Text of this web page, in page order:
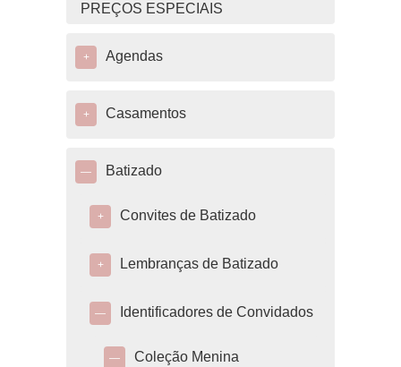
PREÇOS ESPECIAIS
+ Agendas
+ Casamentos
— Batizado
+ Convites de Batizado
+ Lembranças de Batizado
— Identificadores de Convidados
— Coleção Menina